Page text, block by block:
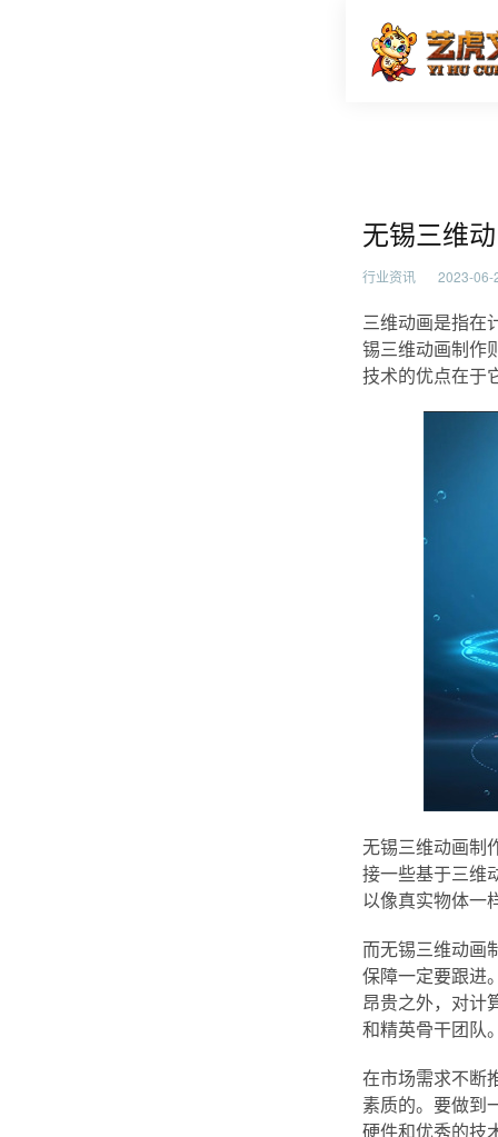
无锡三
无锡三维
行业资讯 2023-06-
三维动画是指在
锡三维动画制作
技术的优点在于
无锡三维动画制
接一些基于三维
以像真实物体一
而无锡三维动画
保障一定要跟进
昂贵之外，对计
和精英骨干团队
在市场需求不断
素质的。要做到
硬件和优秀的技